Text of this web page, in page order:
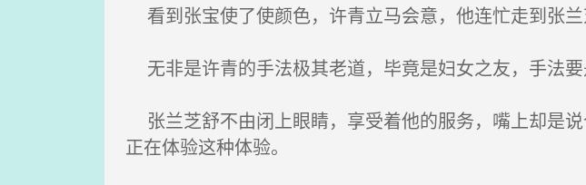
看到张宝使了使颜色，许青立马会意，他连忙走到张
无非是许青的手法极其老道，毕竟是妇女之友，手法要
张兰芝舒不由闭上眼睛，享受着他的服务，嘴上却是
正在体验这种体验。